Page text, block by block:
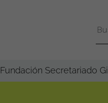
Fundación Secretariado